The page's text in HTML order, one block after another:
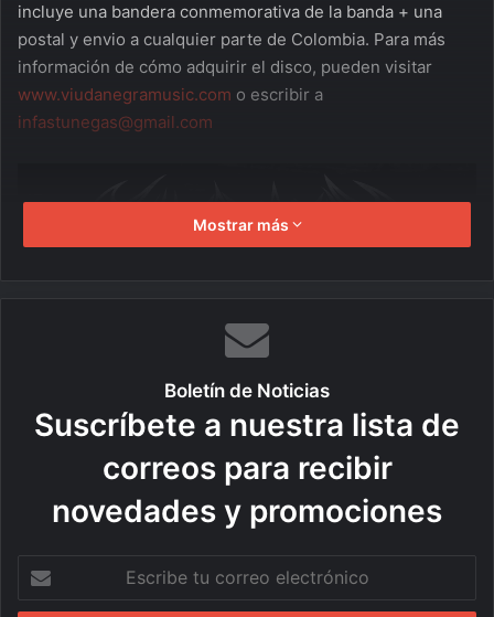
incluye una bandera conmemorativa de la banda + una
postal y envio a cualquier parte de Colombia. Para más
información de cómo adquirir el disco, pueden visitar
www.viudanegramusic.com o escribir a
infastunegas@gmail.com
Mostrar más
Boletín de Noticias
Suscríbete a nuestra lista de
correos para recibir
novedades y promociones
Escribe
tu
correo